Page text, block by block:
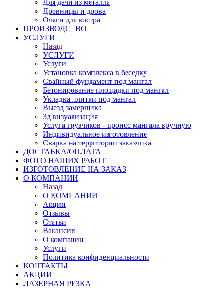
Для дачи из металла
Дровницы и дрова
Очаги для костра
ПРОИЗВОДСТВО
УСЛУГИ
Назад
УСЛУГИ
Услуги
Установка комплекса в беседку
Свайный фундамент под мангал
Бетонирование площадки под мангал
Укладка плитки под мангал
Выезд замерщика
3д визуализация
Услуга грузчиков - пронос мангала вручную
Индивидуальное изготовление
Сварка на территории заказчика
ДОСТАВКА/ОПЛАТА
ФОТО НАШИХ РАБОТ
ИЗГОТОВЛЕНИЕ НА ЗАКАЗ
О КОМПАНИИ
Назад
О КОМПАНИИ
Акции
Отзывы
Статьи
Вакансии
О компании
Услуги
Политика конфиденциальности
КОНТАКТЫ
АКЦИИ
ЛАЗЕРНАЯ РЕЗКА